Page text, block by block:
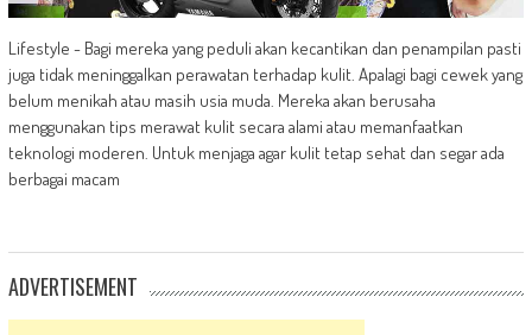
Lifestyle - Bagi mereka yang peduli akan kecantikan dan penampilan pasti
juga tidak meninggalkan perawatan terhadap kulit. Apalagi bagi cewek yang
belum menikah atau masih usia muda. Mereka akan berusaha
menggunakan tips merawat kulit secara alami atau memanfaatkan
teknologi moderen. Untuk menjaga agar kulit tetap sehat dan segar ada
berbagai macam
ADVERTISEMENT